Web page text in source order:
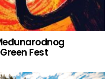
Fest